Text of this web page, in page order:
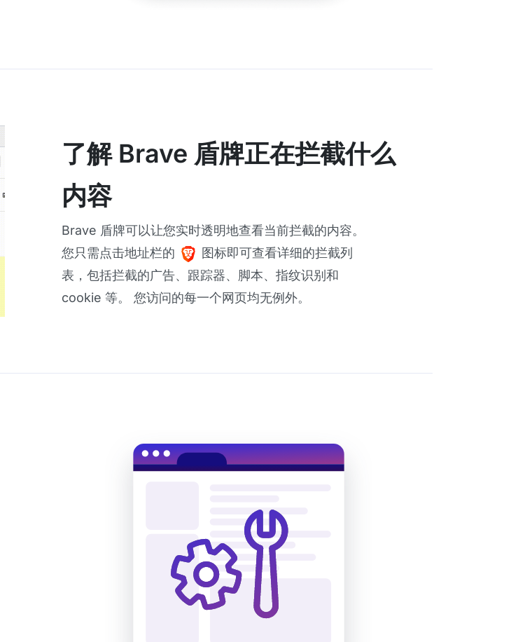
了解 Brave 盾牌正在拦截什么
内容
Brave 盾牌可以让您实时透明地查看当前拦截的内容。
您只需点击地址栏的
图标即可查看详细的拦截列
表，包括拦截的广告、跟踪器、脚本、指纹识别和
cookie 等。 您访问的每一个网页均无例外。